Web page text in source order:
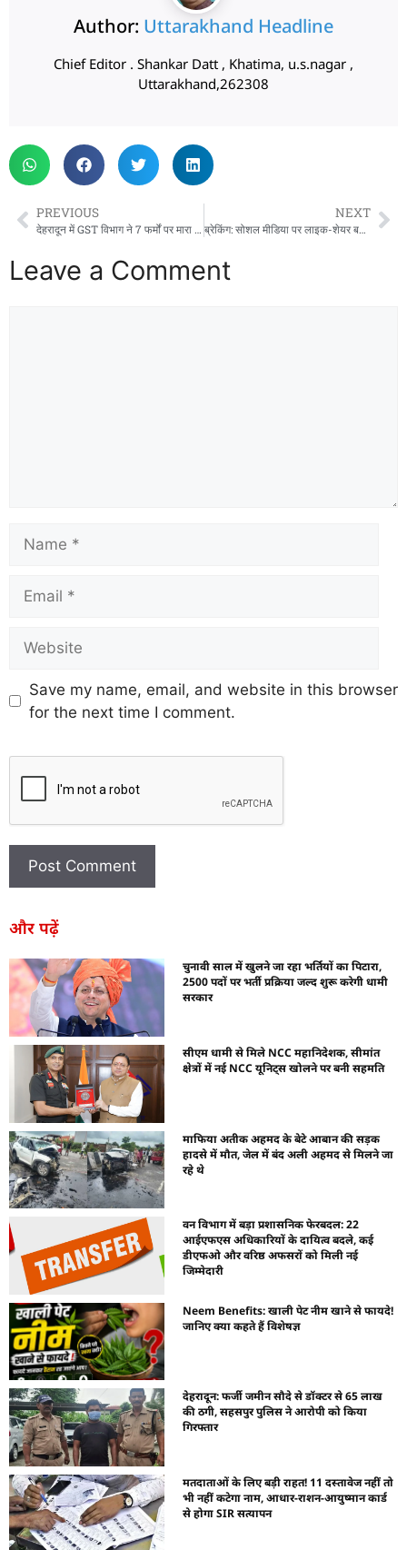
Author: Uttarakhand Headline
Chief Editor . Shankar Datt , Khatima, u.s.nagar ,
Uttarakhand,262308
PREVIOUS
देहरादून में GST विभाग ने 7 फर्मों पर मारा छापा, ₹4.75 करोड़ की टैक्स चोरी पकड़ी
NEXT
ब्रेकिंग: सोशल मीडिया पर लाइक-शेयर बना खतरा! एक गलती और सीधा जेल
Leave a Comment
Save my name, email, and website in this browser
for the next time I comment.
और पढ़ें
चुनावी साल में खुलने जा रहा भर्तियों का पिटारा,
2500 पदों पर भर्ती प्रक्रिया जल्द शुरू करेगी धामी
सरकार
सीएम धामी से मिले NCC महानिदेशक, सीमांत
क्षेत्रों में नई NCC यूनिट्स खोलने पर बनी सहमति
माफिया अतीक अहमद के बेटे आबान की सड़क
हादसे में मौत, जेल में बंद अली अहमद से मिलने जा
रहे थे
वन विभाग में बड़ा प्रशासनिक फेरबदल: 22
आईएफएस अधिकारियों के दायित्व बदले, कई
डीएफओ और वरिष्ठ अफसरों को मिली नई
जिम्मेदारी
Neem Benefits: खाली पेट नीम खाने से फायदे!
जानिए क्या कहते हैं विशेषज्ञ
देहरादून: फर्जी जमीन सौदे से डॉक्टर से 65 लाख
की ठगी, सहसपुर पुलिस ने आरोपी को किया
गिरफ्तार
मतदाताओं के लिए बड़ी राहत! 11 दस्तावेज नहीं तो
भी नहीं कटेगा नाम, आधार-राशन-आयुष्मान कार्ड
से होगा SIR सत्यापन